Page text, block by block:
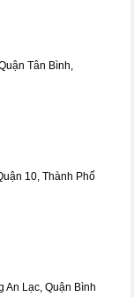
Tân Bình,
10, Thành Phố
Lạc, Quận Bình